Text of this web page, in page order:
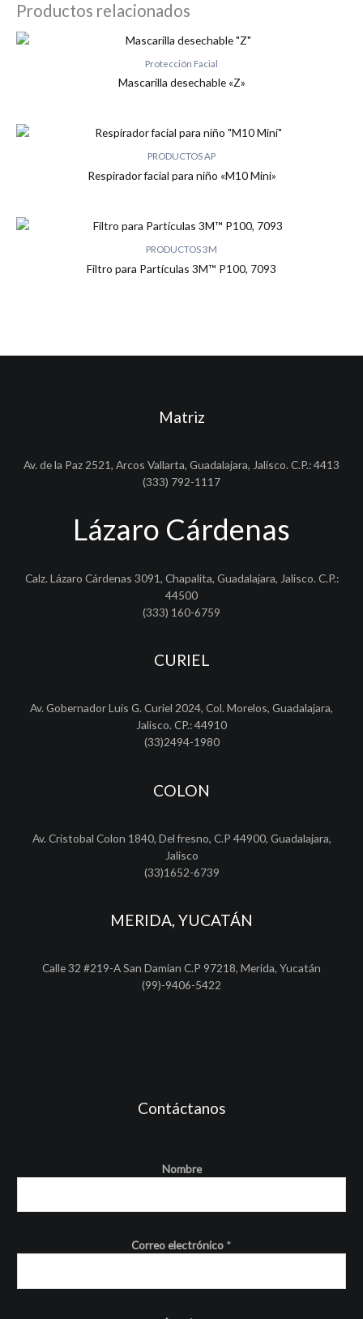
Productos relacionados
Protección Facial
Mascarilla desechable «Z»
PRODUCTOS AP
Respirador facial para niño «M10 Mini»
PRODUCTOS 3M
Filtro para Partículas 3M™ P100, 7093
Matriz
Av. de la Paz 2521, Arcos Vallarta, Guadalajara, Jalisco. C.P.: 4413
(333) 792-1117
Lázaro Cárdenas
Calz. Lázaro Cárdenas 3091, Chapalita, Guadalajara, Jalisco. C.P.:
44500
(333) 160-6759
CURIEL
Av. Gobernador Luis G. Curiel 2024, Col. Morelos, Guadalajara,
Jalisco. CP.: 44910
(33)2494-1980
COLON
Av. Cristobal Colon 1840, Del fresno, C.P 44900, Guadalajara,
Jalisco
(33)1652-6739
MERIDA, YUCATÁN
Calle 32 #219-A San Damian C.P 97218, Merida, Yucatán
(99)-9406-5422
Contáctanos
Nombre
Correo electrónico *